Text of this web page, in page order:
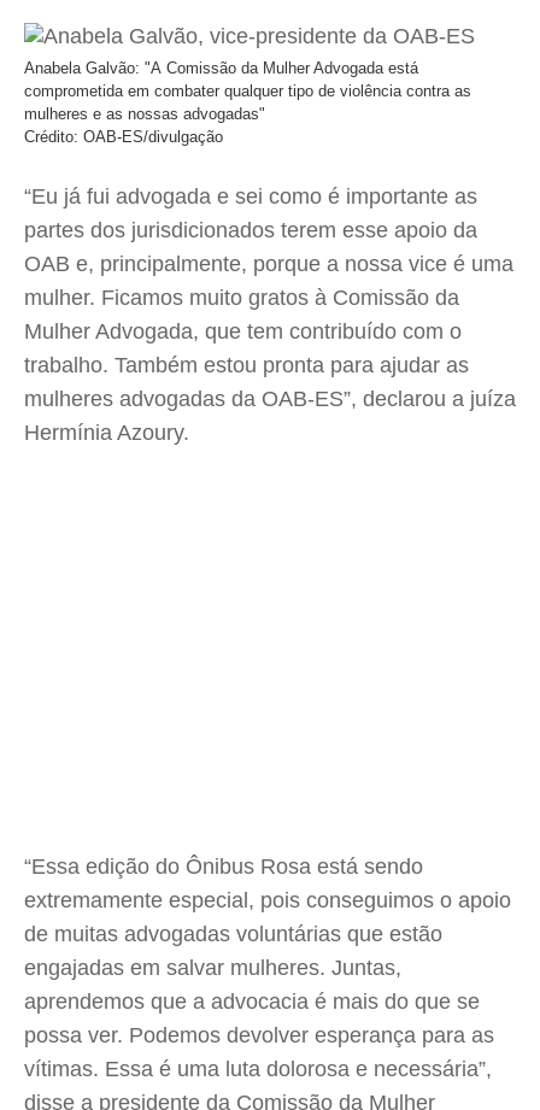
Anabela Galvão: "A Comissão da Mulher Advogada está
comprometida em combater qualquer tipo de violência contra as
mulheres e as nossas advogadas"
Crédito: OAB-ES/divulgação
“Eu já fui advogada e sei como é importante as
partes dos jurisdicionados terem esse apoio da
OAB e, principalmente, porque a nossa vice é uma
mulher. Ficamos muito gratos à Comissão da
Mulher Advogada, que tem contribuído com o
trabalho. Também estou pronta para ajudar as
mulheres advogadas da OAB-ES”, declarou a juíza
Hermínia Azoury.
“Essa edição do Ônibus Rosa está sendo
extremamente especial, pois conseguimos o apoio
de muitas advogadas voluntárias que estão
engajadas em salvar mulheres. Juntas,
aprendemos que a advocacia é mais do que se
possa ver. Podemos devolver esperança para as
vítimas. Essa é uma luta dolorosa e necessária”,
disse a presidente da Comissão da Mulher